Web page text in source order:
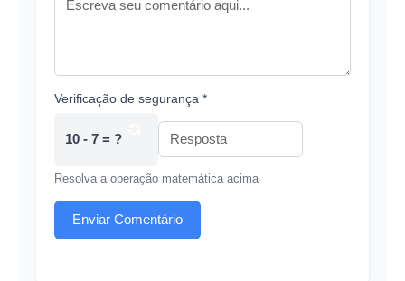
Verificação de segurança *
10 - 7 = ?
Resolva a operação matemática acima
Enviar Comentário